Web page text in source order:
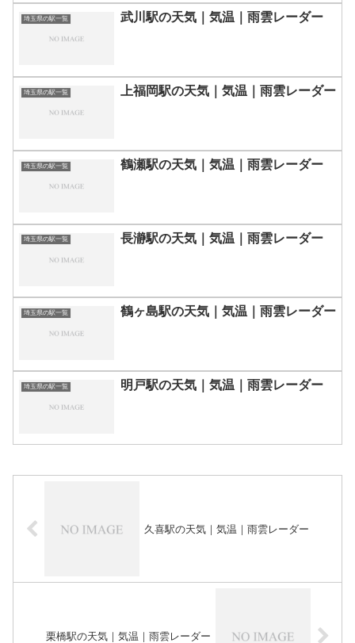
埼玉県の駅一覧 武川駅の天気｜気温｜雨雲レーダー
埼玉県の駅一覧 上福岡駅の天気｜気温｜雨雲レーダー
埼玉県の駅一覧 鶴瀬駅の天気｜気温｜雨雲レーダー
埼玉県の駅一覧 長瀞駅の天気｜気温｜雨雲レーダー
埼玉県の駅一覧 鶴ヶ島駅の天気｜気温｜雨雲レーダー
埼玉県の駅一覧 明戸駅の天気｜気温｜雨雲レーダー
久喜駅の天気｜気温｜雨雲レーダー
栗橋駅の天気｜気温｜雨雲レーダー